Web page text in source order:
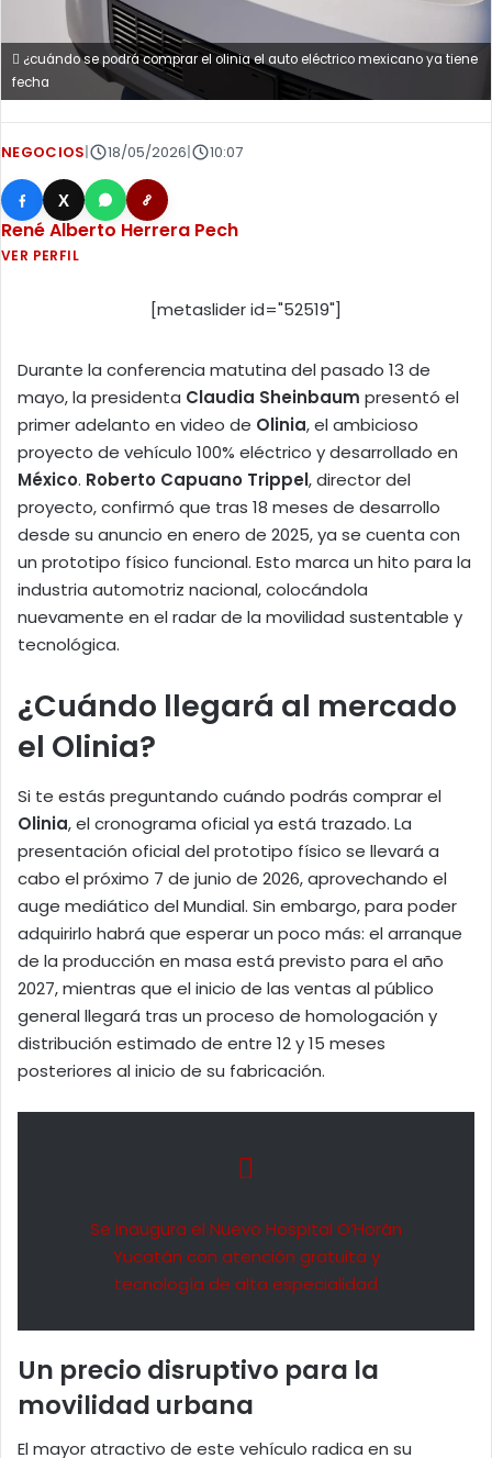
¿cuándo se podrá comprar el olinia el auto eléctrico mexicano ya tiene
fecha
NEGOCIOS 18/05/2026 10:07
X
René Alberto Herrera Pech
VER PERFIL
[metaslider id="52519"]
Durante la conferencia matutina del pasado 13 de
mayo, la presidenta Claudia Sheinbaum presentó el
primer adelanto en video de Olinia, el ambicioso
proyecto de vehículo 100% eléctrico y desarrollado en
México. Roberto Capuano Trippel, director del
proyecto, confirmó que tras 18 meses de desarrollo
desde su anuncio en enero de 2025, ya se cuenta con
un prototipo físico funcional. Esto marca un hito para la
industria automotriz nacional, colocándola
nuevamente en el radar de la movilidad sustentable y
tecnológica.
¿Cuándo llegará al mercado
el Olinia?
Si te estás preguntando cuándo podrás comprar el
Olinia, el cronograma oficial ya está trazado. La
presentación oficial del prototipo físico se llevará a
cabo el próximo 7 de junio de 2026, aprovechando el
auge mediático del Mundial. Sin embargo, para poder
adquirirlo habrá que esperar un poco más: el arranque
de la producción en masa está previsto para el año
2027, mientras que el inicio de las ventas al público
general llegará tras un proceso de homologación y
distribución estimado de entre 12 y 15 meses
posteriores al inicio de su fabricación.
Se inaugura el Nuevo Hospital O’Horán
Yucatán con atención gratuita y
tecnología de alta especialidad
Un precio disruptivo para la
movilidad urbana
El mayor atractivo de este vehículo radica en su